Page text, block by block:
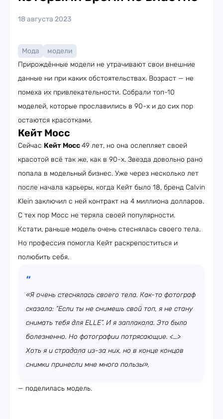
18 августа 2023
Мода
модели
Прирождённые модели не утрачивают свои внешние
данные ни при каких обстоятельствах. Возраст — не
помеха их привлекательности. Собрали топ-10
моделей, которые прославились в 90-х и до сих пор
остаются красотками.
Кейт Мосс
Сейчас Кейт Мосс49 лет, но она ослепляет своей
красотой всё так же, как в 90-х. Звезда довольно рано
попала в модельный бизнес. Уже через несколько лет
после начала карьеры, когда Кейт было 18, бренд Calvin
Klein заключил с ней контракт на 4 миллиона долларов.
С тех пор Мосс не теряла своей популярности.
Кстати, раньше модель очень стеснялась своего тела.
Но профессия помогла Кейт раскрепоститься и
полюбить себя.
«Я очень стеснялась своего тела. Как-то фотограф
сказала: “Если ты не снимешь свой топ, я не стану
снимать тебя для ELLE”. И я заплакала. Это было
болезненно. Но фотографии потрясающие. <…>
Хоть я и страдала из-за них, но в конце концов
снимки принесли мне много пользы»,
— поделилась модель.